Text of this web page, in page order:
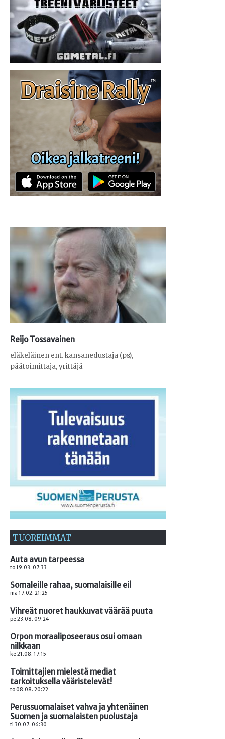
Reijo Tossavainen
eläkeläinen ent. kansanedustaja (ps),
päätoimittaja, yrittäjä
TUOREIMMAT
Auta avun tarpeessa
to 19.03. 07:33
Somaleille rahaa, suomalaisille ei!
ma 17.02. 21:25
Vihreät nuoret haukkuvat väärää puuta
pe 23.08. 09:24
Orpon moraaliposeeraus osui omaan
nilkkaan
ke 21.08. 17:15
Toimittajien mielestä mediat
tarkoituksella vääristelevät!
to 08.08. 20:22
Perussuomalaiset vahva ja yhtenäinen
Suomen ja suomalaisten puolustaja
ti 30.07. 06:30